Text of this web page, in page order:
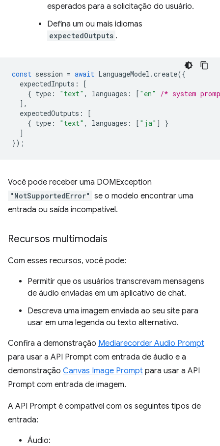
esperados para a solicitação do usuário.
Defina um ou mais idiomas
expectedOutputs .
const session = await LanguageModel .create({
expectedInputs :
[
{ type : "text" , languages : [ "en"
/* system
],
expectedOutputs :
[
{ type : "text" , languages : [ "ja" ]
}
]
});
Você pode receber uma DOMException
"NotSupportedError" se o modelo encontrar uma
entrada ou saída incompatível.
Recursos multimodais
Com esses recursos, você pode:
Permitir que os usuários transcrevam mensagens
de áudio enviadas em um aplicativo de chat.
Descreva uma imagem enviada ao seu site para
usar em uma legenda ou texto alternativo.
Confira a demonstração Mediarecorder Audio Prompt
para usar a API Prompt com entrada de áudio e a
demonstração Canvas Image Prompt para usar a API
Prompt com entrada de imagem.
A API Prompt é compatível com os seguintes tipos de
entrada:
Áudio: